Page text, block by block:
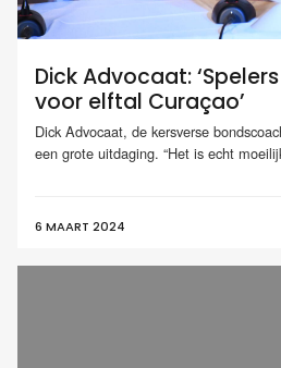
Dick Advocaat:
voor elftal Curaçao’
Dick Advocaat, de kersverse
een grote uitdaging. “Het is echt
6 MAART 2024